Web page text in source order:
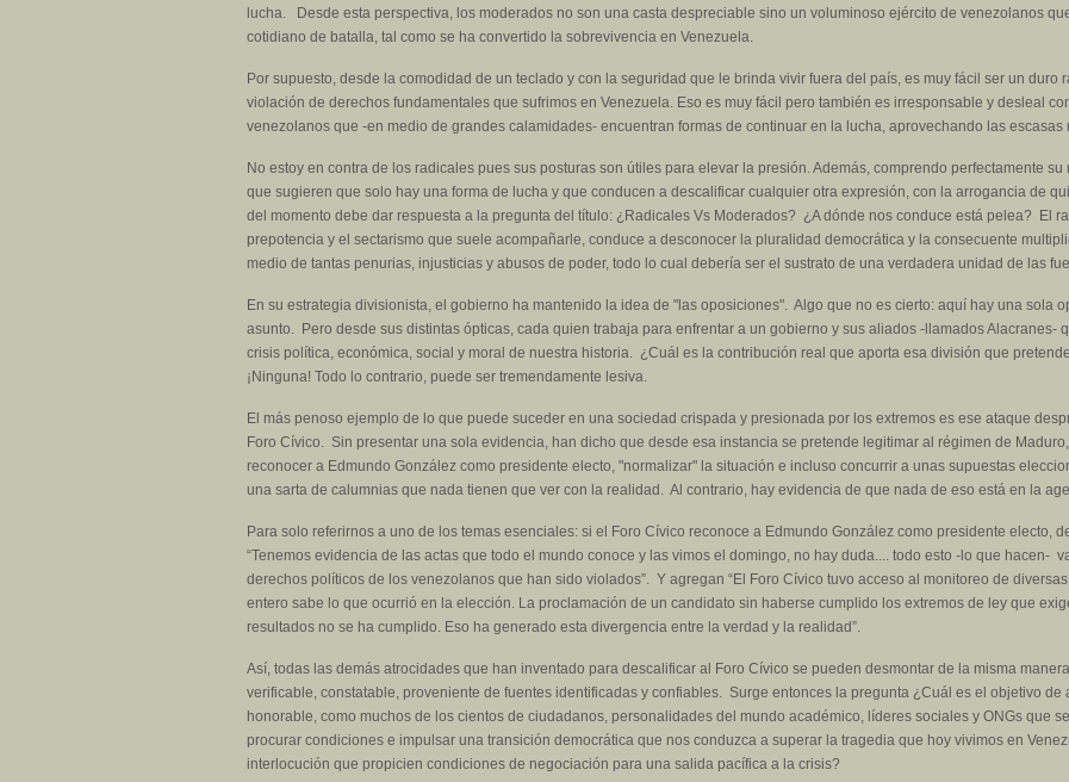
lucha. Desde esta perspectiva, los moderados no son una casta despreciable sino un voluminoso ejército de venezolanos
cotidiano de batalla, tal como se ha convertido la sobrevivencia en Venezuela.
Por supuesto, desde la comodidad de un teclado y con la seguridad que le brinda vivir fuera del país, es muy fácil ser un duro
violación de derechos fundamentales que sufrimos en Venezuela. Eso es muy fácil pero también es irresponsable y desleal
venezolanos que -en medio de grandes calamidades- encuentran formas de continuar en la lucha, aprovechando las escasas
No estoy en contra de los radicales pues sus posturas son útiles para elevar la presión. Además, comprendo perfectamente
que sugieren que solo hay una forma de lucha y que conducen a descalificar cualquier otra expresión, con la arrogancia de
del momento debe dar respuesta a la pregunta del título: ¿Radicales Vs Moderados? ¿A dónde nos conduce está pelea? El
prepotencia y el sectarismo que suele acompañarle, conduce a desconocer la pluralidad democrática y la consecuente
medio de tantas penurias, injusticias y abusos de poder, todo lo cual debería ser el sustrato de una verdadera unidad de las
En su estrategia divisionista, el gobierno ha mantenido la idea de "las oposiciones". Algo que no es cierto: aquí hay una sola
asunto. Pero desde sus distintas ópticas, cada quien trabaja para enfrentar a un gobierno y sus aliados -llamados Alacranes-
crisis política, económica, social y moral de nuestra historia. ¿Cuál es la contribución real que aporta esa división que
¡Ninguna! Todo lo contrario, puede ser tremendamente lesiva.
El más penoso ejemplo de lo que puede suceder en una sociedad crispada y presionada por los extremos es ese ataque
Foro Cívico. Sin presentar una sola evidencia, han dicho que desde esa instancia se pretende legitimar al régimen de
reconocer a Edmundo González como presidente electo, "normalizar" la situación e incluso concurrir a unas supuestas
una sarta de calumnias que nada tienen que ver con la realidad. Al contrario, hay evidencia de que nada de eso está en la
Para solo referirnos a uno de los temas esenciales: si el Foro Cívico reconoce a Edmundo González como presidente electo,
“Tenemos evidencia de las actas que todo el mundo conoce y las vimos el domingo, no hay duda.... todo esto -lo que hacen-
derechos políticos de los venezolanos que han sido violados”. Y agregan “El Foro Cívico tuvo acceso al monitoreo de
entero sabe lo que ocurrió en la elección. La proclamación de un candidato sin haberse cumplido los extremos de ley que
resultados no se ha cumplido. Eso ha generado esta divergencia entre la verdad y la realidad”.
Así, todas las demás atrocidades que han inventado para descalificar al Foro Cívico se pueden desmontar de la misma
verificable, constatable, proveniente de fuentes identificadas y confiables. Surge entonces la pregunta ¿Cuál es el objetivo
honorable, como muchos de los cientos de ciudadanos, personalidades del mundo académico, líderes sociales y ONGs que
procurar condiciones e impulsar una transición democrática que nos conduzca a superar la tragedia que hoy vivimos en
interlocución que propicien condiciones de negociación para una salida pacífica a la crisis?